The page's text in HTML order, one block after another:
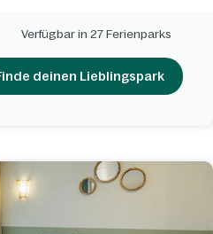
Verfügbar in 27 Ferienparks
deinen Lieblingspark